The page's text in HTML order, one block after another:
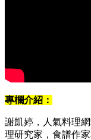
專欄介紹：
謝凱婷，人氣料理網
理研究家，食譜作